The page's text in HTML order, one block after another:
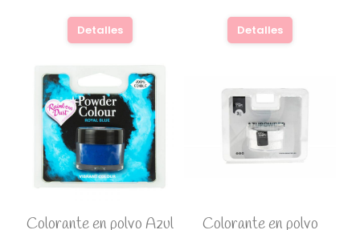
Detalles Detalles
Colorante en polvo Azul
Colorante en polvo